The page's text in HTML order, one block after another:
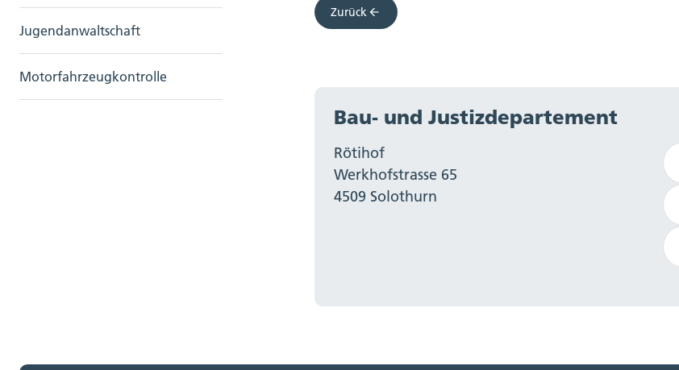
Jugendanwaltschaft
Motorfahrzeugkontrolle
Zurück
Bau- und Justizdepartement
Rötihof
Werkhofstrasse 65
4509 Solothurn